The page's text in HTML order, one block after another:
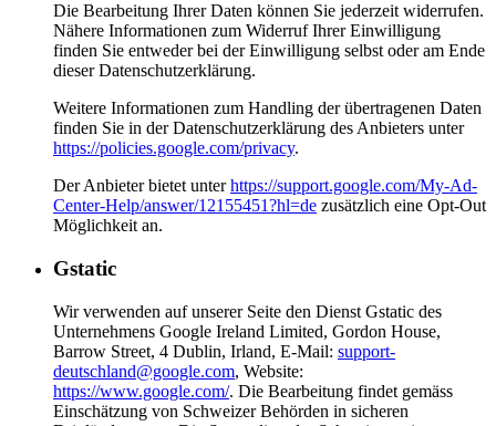
Die Bearbeitung Ihrer Daten können Sie jederzeit widerrufen.
Nähere Informationen zum Widerruf Ihrer Einwilligung
finden Sie entweder bei der Einwilligung selbst oder am Ende
dieser Datenschutzerklärung.
Weitere Informationen zum Handling der übertragenen Daten
finden Sie in der Datenschutzerklärung des Anbieters unter
https://policies.google.com/privacy.
Der Anbieter bietet unterhttps://support.google.com/My-Ad-
Center-Help/answer/12155451?hl=de zusätzlich eine Opt-Out
Möglichkeit an.
Gstatic
Wir verwenden auf unserer Seite den Dienst Gstatic des
Unternehmens Google Ireland Limited, Gordon House,
Barrow Street, 4 Dublin, Irland, E-Mail: support-
deutschland@google.com, Website:
https://www.google.com/. Die Bearbeitung findet gemäss
Einschätzung von Schweizer Behörden in sicheren